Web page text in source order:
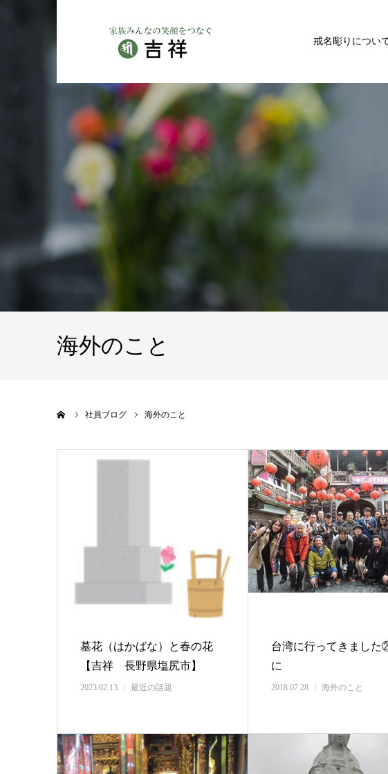
戒名彫りについ
海外のこと
社員ブログ 海外のこと
墓花（はかばな）と春の花
【吉祥 長野県塩尻市】
2023.02.13 最近の話題
台湾に行ってきました
に
2018.07.28 海外のこと